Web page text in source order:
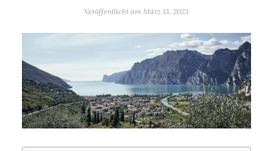
Veröffentlicht am März 13, 2023